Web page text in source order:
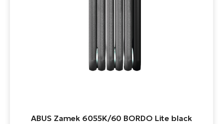
ABUS Zamek 6055K/60 BORDO Lite black